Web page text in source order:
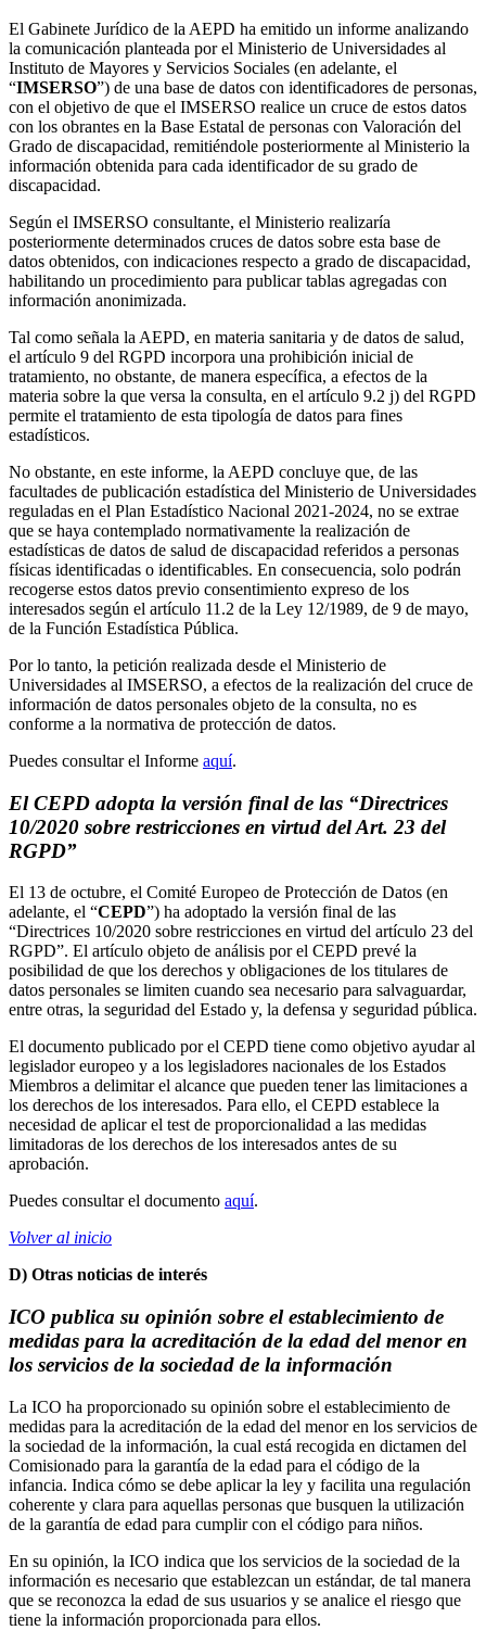
El Gabinete Jurídico de la AEPD ha emitido un informe analizando
la comunicación planteada por el Ministerio de Universidades al
Instituto de Mayores y Servicios Sociales (en adelante, el
“IMSERSO”) de una base de datos con identificadores de personas,
con el objetivo de que el IMSERSO realice un cruce de estos datos
con los obrantes en la Base Estatal de personas con Valoración del
Grado de discapacidad, remitiéndole posteriormente al Ministerio la
información obtenida para cada identificador de su grado de
discapacidad.
Según el IMSERSO consultante, el Ministerio realizaría
posteriormente determinados cruces de datos sobre esta base de
datos obtenidos, con indicaciones respecto a grado de discapacidad,
habilitando un procedimiento para publicar tablas agregadas con
información anonimizada.
Tal como señala la AEPD, en materia sanitaria y de datos de salud,
el artículo 9 del RGPD incorpora una prohibición inicial de
tratamiento, no obstante, de manera específica, a efectos de la
materia sobre la que versa la consulta, en el artículo 9.2 j) del RGPD
permite el tratamiento de esta tipología de datos para fines
estadísticos.
No obstante, en este informe, la AEPD concluye que, de las
facultades de publicación estadística del Ministerio de Universidades
reguladas en el Plan Estadístico Nacional 2021-2024, no se extrae
que se haya contemplado normativamente la realización de
estadísticas de datos de salud de discapacidad referidos a personas
físicas identificadas o identificables. En consecuencia, solo podrán
recogerse estos datos previo consentimiento expreso de los
interesados según el artículo 11.2 de la Ley 12/1989, de 9 de mayo,
de la Función Estadística Pública.
Por lo tanto, la petición realizada desde el Ministerio de
Universidades al IMSERSO, a efectos de la realización del cruce de
información de datos personales objeto de la consulta, no es
conforme a la normativa de protección de datos.
Puedes consultar el Informe aquí.
El CEPD adopta la versión final de las “Directrices
10/2020 sobre restricciones en virtud del Art. 23 del
RGPD”
El 13 de octubre, el Comité Europeo de Protección de Datos (en
adelante, el “CEPD”) ha adoptado la versión final de las
“Directrices 10/2020 sobre restricciones en virtud del artículo 23 del
RGPD”. El artículo objeto de análisis por el CEPD prevé la
posibilidad de que los derechos y obligaciones de los titulares de
datos personales se limiten cuando sea necesario para salvaguardar,
entre otras, la seguridad del Estado y, la defensa y seguridad pública.
El documento publicado por el CEPD tiene como objetivo ayudar al
legislador europeo y a los legisladores nacionales de los Estados
Miembros a delimitar el alcance que pueden tener las limitaciones a
los derechos de los interesados. Para ello, el CEPD establece la
necesidad de aplicar el test de proporcionalidad a las medidas
limitadoras de los derechos de los interesados antes de su
aprobación.
Puedes consultar el documento aquí.
Volver al inicio
D) Otras noticias de interés
ICO publica su opinión sobre el establecimiento de
medidas para la acreditación de la edad del menor en
los servicios de la sociedad de la información
La ICO ha proporcionado su opinión sobre el establecimiento de
medidas para la acreditación de la edad del menor en los servicios de
la sociedad de la información, la cual está recogida en dictamen del
Comisionado para la garantía de la edad para el código de la
infancia. Indica cómo se debe aplicar la ley y facilita una regulación
coherente y clara para aquellas personas que busquen la utilización
de la garantía de edad para cumplir con el código para niños.
En su opinión, la ICO indica que los servicios de la sociedad de la
información es necesario que establezcan un estándar, de tal manera
que se reconozca la edad de sus usuarios y se analice el riesgo que
tiene la información proporcionada para ellos.